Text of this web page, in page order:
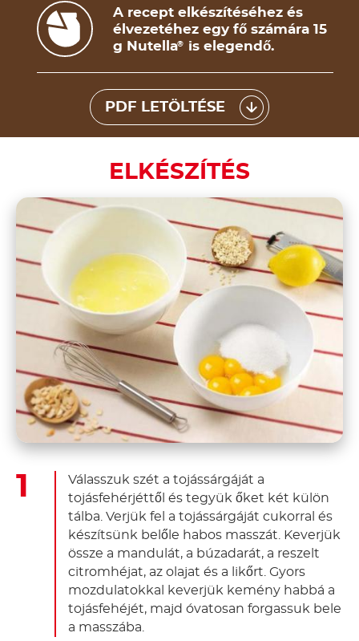
A recept elkészítéséhez és
élvezetéhez egy fő számára 15
g Nutella® is elegendő.
PDF LETÖLTÉSE
ELKÉSZÍTÉS
Válasszuk szét a tojássárgáját a
tojásfehérjéttől és tegyük őket két külön
tálba. Verjük fel a tojássárgáját cukorral és
készítsünk belőle habos masszát. Keverjük
össze a mandulát, a búzadarát, a reszelt
citromhéjat, az olajat és a likőrt. Gyors
mozdulatokkal keverjük kemény habbá a
tojásfehéjét, majd óvatosan forgassuk bele
a masszába.